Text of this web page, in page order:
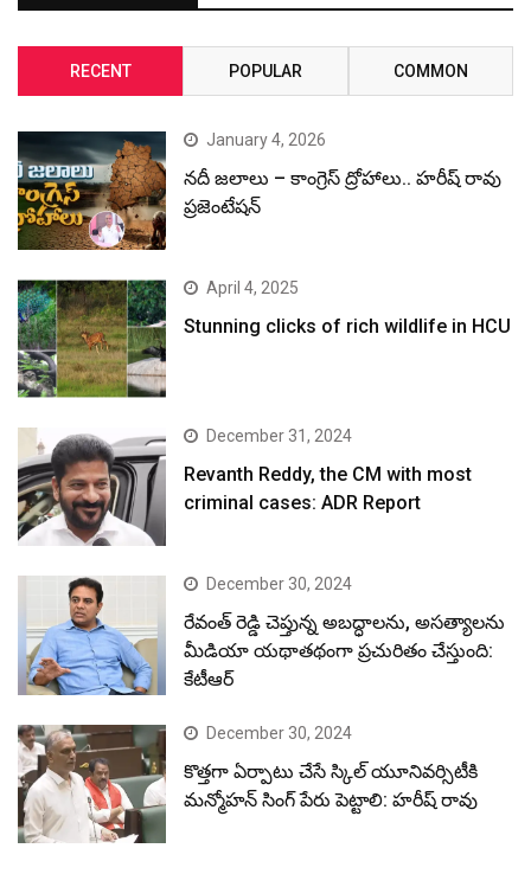
RECENT POPULAR COMMON
January 4, 2026
నదీ జలాలు – కాంగ్రెస్ ద్రోహాలు.. హరీష్ రావు
ప్రజెంటేషన్
April 4, 2025
Stunning clicks of rich wildlife in HCU
December 31, 2024
Revanth Reddy, the CM with most
criminal cases: ADR Report
December 30, 2024
రేవంత్ రెడ్డి చెప్తున్న అబద్ధాలను, అసత్యాలను
మీడియా యథాతథంగా ప్రచురితం చేస్తుంది:
కేటీఆర్
December 30, 2024
కొత్తగా ఏర్పాటు చేసే స్కిల్ యూనివర్సిటీకి
మన్మోహన్ సింగ్ పేరు పెట్టాలి: హరీష్ రావు